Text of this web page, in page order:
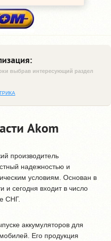
выбрав интересующий раздел
Akom
производитель
надежностью и
условиям. Основан в
и сегодня входит в число
СНГ.
аккумуляторов для
Его продукция